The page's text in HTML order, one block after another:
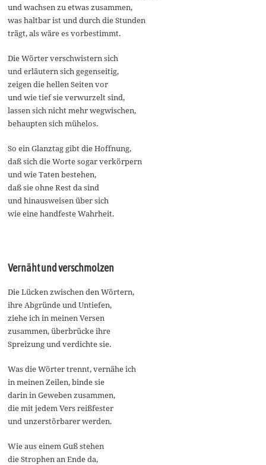
und wachsen zu etwas zusammen,
was haltbar ist und durch die Stunden
trägt, als wäre es vorbestimmt.
Die Wörter verschwistern sich
und erläutern sich gegenseitig,
zeigen die hellen Seiten vor
und wie tief sie verwurzelt sind,
lassen sich nicht mehr wegwischen,
behaupten sich mühelos.
So ein Glanztag gibt die Hoffnung,
daß sich die Worte sogar verkörpern
und wie Taten bestehen,
daß sie ohne Rest da sind
und hinausweisen über sich
wie eine handfeste Wahrheit.
Vernäht und verschmolzen
Die Lücken zwischen den Wörtern,
ihre Abgründe und Untiefen,
ziehe ich in meinen Versen
zusammen, überbrücke ihre
Spreizung und verdichte sie.
Was die Wörter trennt, vernähe ich
in meinen Zeilen, binde sie
darin in Geweben zusammen,
die mit jedem Vers reißfester
und unzerstörbarer werden.
Wie aus einem Guß stehen
die Strophen an Ende da,